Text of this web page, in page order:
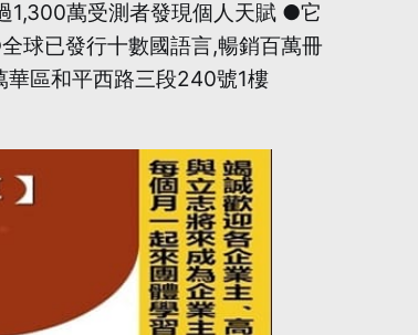
1,300萬受測者發現個人天賦 ●它
球已發行十數國語言,暢銷百萬冊
區和平西路三段240號1樓